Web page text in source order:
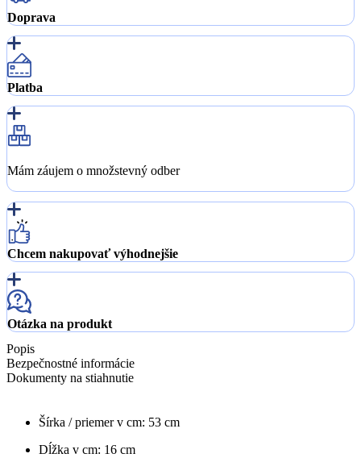
Doprava
Platba
Mám záujem o množstevný odber
Chcem nakupovať výhodnejšie
Otázka na produkt
Popis
Bezpečnostné informácie
Dokumenty na stiahnutie
Šírka / priemer v cm: 53 cm
Dĺžka v cm: 16 cm